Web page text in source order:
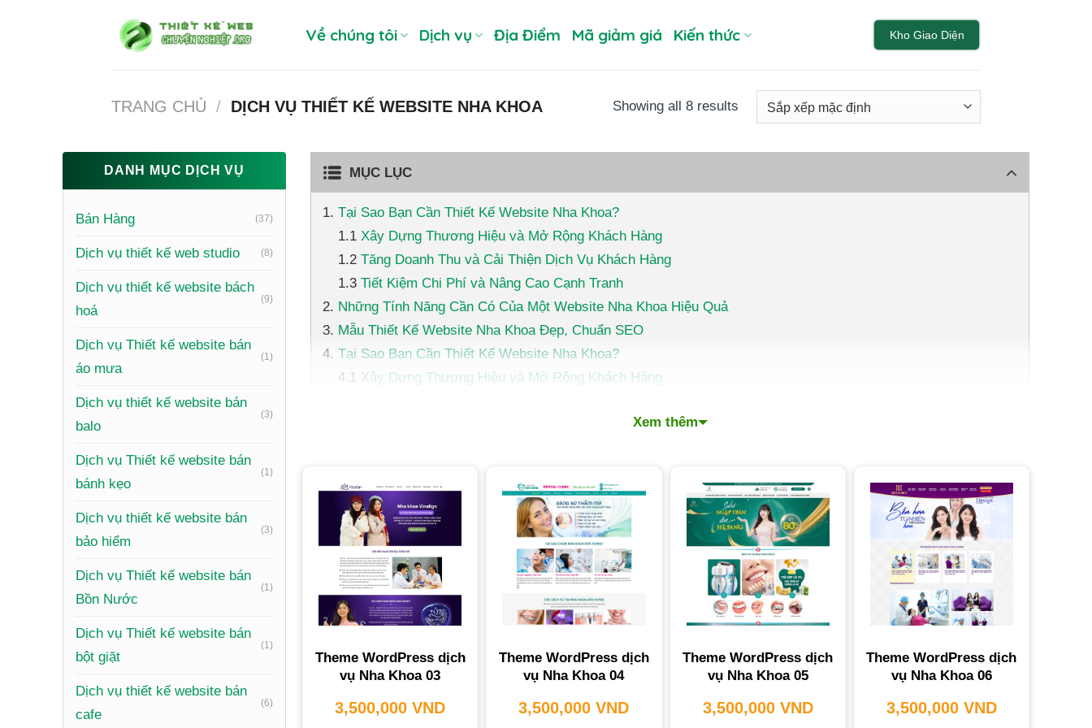
Về chúng tôi Dịch vụ Địa Điểm Mã giảm giá Kiến thức Kho Giao Diện
TRANG CHỦ / DỊCH VỤ THIẾT KẾ WEBSITE NHA KHOA Showing all 8 results
DANH MỤC DỊCH VỤ
Bán Hàng (37)
Dịch vụ thiết kế web studio (8)
Dịch vụ thiết kế website bách
hoá
(9)
Dịch vụ Thiết kế website bán
áo mưa
(1)
Dịch vụ thiết kế website bán
balo
(3)
Dịch vụ Thiết kế website bán
bánh kẹo
(1)
Dịch vụ thiết kế website bán
bảo hiểm
(3)
Dịch vụ Thiết kế website bán
Bồn Nước
(1)
Dịch vụ Thiết kế website bán
bột giặt
(1)
Dịch vụ thiết kế website bán
cafe
(6)
MỤC LỤC
Tại Sao Bạn Cần Thiết Kế Website Nha Khoa?
Xây Dựng Thương Hiệu và Mở Rộng Khách Hàng
Tăng Doanh Thu và Cải Thiện Dịch Vụ Khách Hàng
Tiết Kiệm Chi Phí và Nâng Cao Cạnh Tranh
Những Tính Năng Cần Có Của Một Website Nha Khoa Hiệu Quả
Mẫu Thiết Kế Website Nha Khoa Đẹp, Chuẩn SEO
Tại Sao Bạn Cần Thiết Kế Website Nha Khoa?
Xây Dựng Thương Hiệu và Mở Rộng Khách Hàng
Quy Trình Thiết Kế Website Nha Khoa Chuyên Nghiệp
Các Loại Dịch Vụ Thiết Kế Website Nha Khoa Tại PhucT Digital
Thiết Kế Website Nha Khoa Trọn Gói
Thiết Kế Website Nha Khoa Theo Yêu Cầu
Thiết Kế Website Nha Khoa Chuẩn SEO
Thiết Kế Website Nha Khoa Giá Rẻ
Nền Tảng Thiết Kế Website Nha Khoa Mà PhucT Digital Lựa Chọn Cho Bạn?
Chi Phí và Thời Gian Thiết Kế Website Nha Khoa
Các Yếu Tố Ảnh Hưởng Đến Chi Phí
Xem thêm
Theme WordPress dịch
vụ Nha Khoa 03
3,500,000VND
Theme WordPress dịch
vụ Nha Khoa 04
3,500,000VND
Theme WordPress dịch
vụ Nha Khoa 05
3,500,000 VND
Theme WordPress dịch
vụ Nha Khoa 06
3,500,000 VND